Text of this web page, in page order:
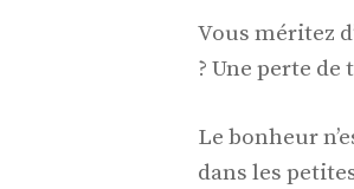
Vous méritez
? Une perte
Le bonheur
dans les